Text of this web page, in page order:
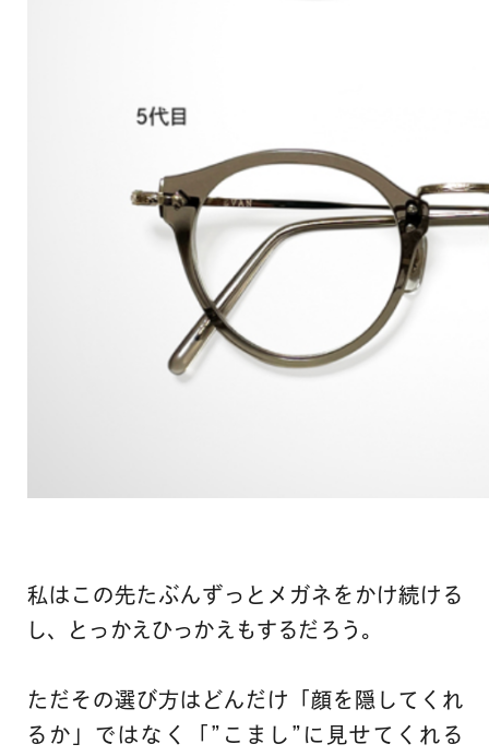
私はこの先たぶんずっとメガネをかけ続ける
し、とっかえひっかえもするだろう。
ただその選び方はどんだけ「顔を隠してくれ
るか」ではなく「”こまし”に見せてくれる